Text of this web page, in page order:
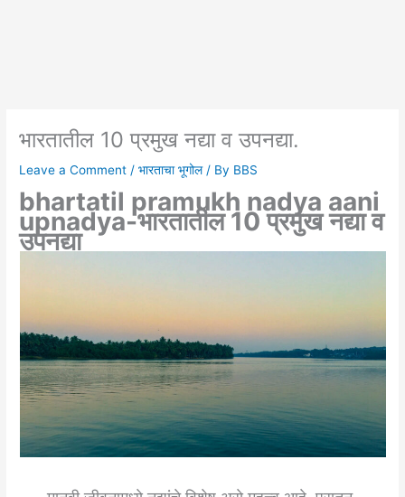
भारतातील 10 प्रमुख नद्या व उपनद्या.
Leave a Comment /भारताचा भूगोल/ By BBS
bhartatil pramukh nadya aani
upnadya-भारतातील 10 प्रमुख नद्या व
उपनद्या